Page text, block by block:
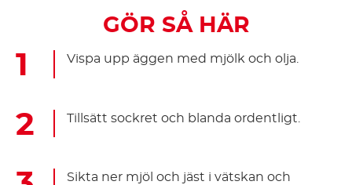
GÖR SÅ HÄR
Vispa upp äggen med mjölk och olja.
Tillsätt sockret och blanda ordentligt.
Sikta ner mjöl och jäst i vätskan och